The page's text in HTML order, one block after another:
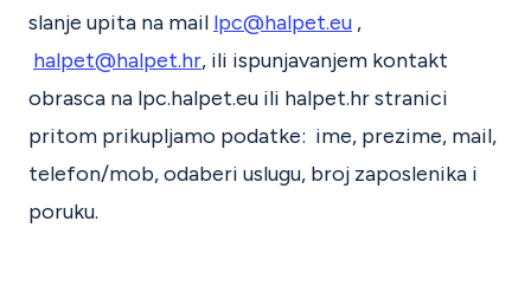
slanje upita na mail lpc@halpet.eu ,
halpet@halpet.hr, ili ispunjavanjem kontakt
obrasca na lpc.halpet.eu ili halpet.hr stranici
pritom prikupljamo podatke: ime, prezime, mail,
telefon/mob, odaberi uslugu, broj zaposlenika i
poruku.